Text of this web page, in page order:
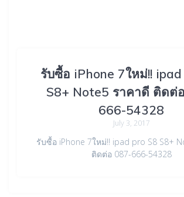
รับซื้อ iPhone 7ใหม่!!
S8+ Note5 ราคาดี ติดต่
666-54328
July 3, 2017
รับซื้อ iPhone 7ใหม่!! ipad pro S8 S8+
ติดต่อ 087-666-54328